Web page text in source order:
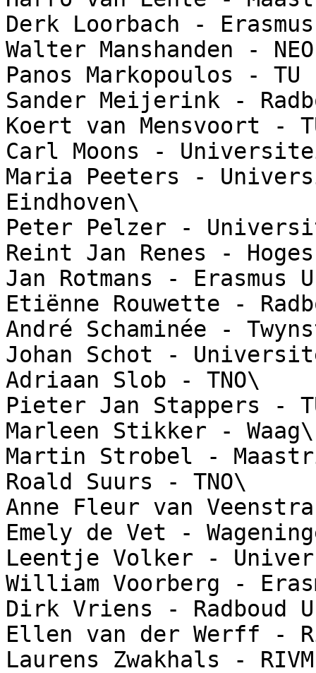
Derk Loorbach -
Walter Manshanden -
Panos Markopoulos - TU
Sander Meijerink -
Koert van Mensvoort -
Carl Moons -
Maria Peeters -
Eindhoven\
Peter Pelzer -
Reint Jan Renes -
Jan Rotmans -
Etiënne Rouwette -
André Schaminée -
Johan Schot -
Adriaan Slob - TNO\
Pieter Jan Stappers -
Marleen Stikker - Waag\
Martin Strobel -
Roald Suurs - TNO\
Anne Fleur van
Emely de Vet -
Leentje Volker -
William Voorberg -
Dirk Vriens - Radboud
Ellen van der Werff -
Laurens Zwakhals - RIVM